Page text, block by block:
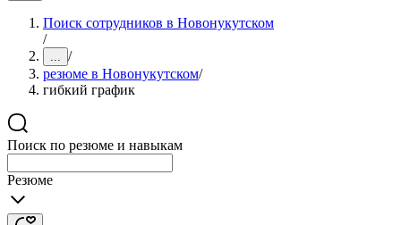
Поиск сотрудников в Новонукутском
/
... /
резюме в Новонукутском/
гибкий график
Поиск по резюме и навыкам
Резюме